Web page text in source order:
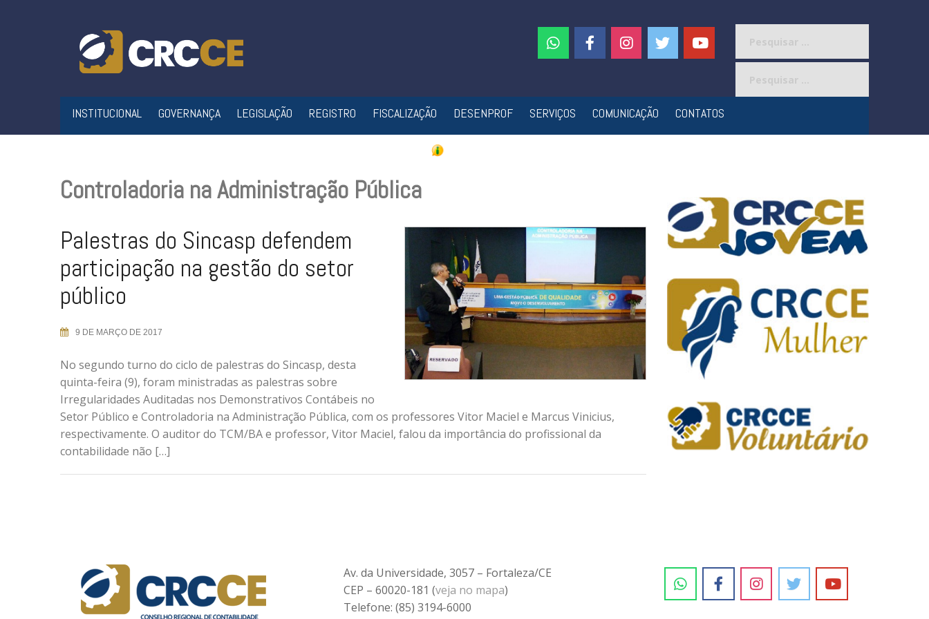
INSTITUCIONAL GOVERNANÇA LEGISLAÇÃO REGISTRO FISCALIZAÇÃO DESENPROF SERVIÇOS COMUNICAÇÃO CONTATOS
Controladoria na Administração Pública
Palestras do Sincasp defendem
participação na gestão do setor
público
9 DE MARÇO DE 2017
No segundo turno do ciclo de palestras do Sincasp, desta
quinta-feira (9), foram ministradas as palestras sobre
Irregularidades Auditadas nos Demonstrativos Contábeis no
Setor Público e Controladoria na Administração Pública, com os professores Vitor Maciel e Marcus Vinicius,
respectivamente. O auditor do TCM/BA e professor, Vitor Maciel, falou da importância do profissional da
contabilidade não […]
Av. da Universidade, 3057 – Fortaleza/CE
CEP – 60020-181 (veja no mapa)
Telefone: (85) 3194-6000